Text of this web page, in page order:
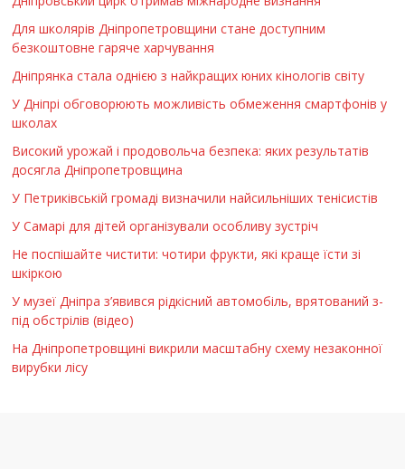
Для школярів Дніпропетровщини стане доступним
безкоштовне гаряче харчування
Дніпрянка стала однією з найкращих юних кінологів світу
У Дніпрі обговорюють можливість обмеження смартфонів у
школах
Високий урожай і продовольча безпека: яких результатів
досягла Дніпропетровщина
У Петриківській громаді визначили найсильніших тенісистів
У Самарі для дітей організували особливу зустріч
Не поспішайте чистити: чотири фрукти, які краще їсти зі
шкіркою
У музеї Дніпра з’явився рідкісний автомобіль, врятований з-
під обстрілів (відео)
На Дніпропетровщині викрили масштабну схему незаконної
вирубки лісу